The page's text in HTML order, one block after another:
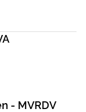
- MVRDV